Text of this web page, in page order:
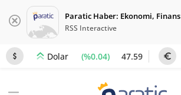
Paratic Haber: Ekonomi, Finans
RSS Interactive
Dolar (%0.04) 47.59